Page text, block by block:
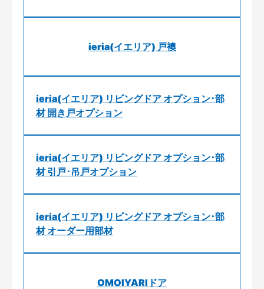
ieria(イエリア) 戸襖
ieria(イエリア) リビングドア オプション･部
材 開き戸オプション
ieria(イエリア) リビングドア オプション･部
材 引戸･吊戸オプション
ieria(イエリア) リビングドア オプション･部
材 オーダー用部材
OMOIYARIドア